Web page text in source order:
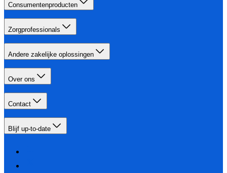
Consumentenproducten
Zorgprofessionals
Andere zakelijke oplossingen
Over ons
Contact
Blijf up-to-date